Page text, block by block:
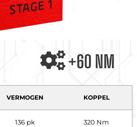
+60 NM
VERMOGEN KOPPEL
136 pk 320 Nm